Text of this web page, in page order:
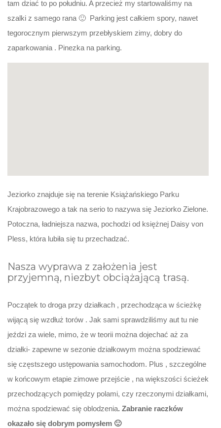
tam dziać to po południu. A przecież my startowaliśmy na
szalki z samego rana 🙂 Parking jest całkiem spory, nawet
tegorocznym pierwszym przebłyskiem zimy, dobry do
zaparkowania . Pinezka na parking.
Jeziorko znajduje się na terenie Książańskiego Parku
Krajobrazowego a tak na serio to nazywa się Jeziorko Zielone.
Potoczna, ładniejsza nazwa, pochodzi od księżnej Daisy von
Pless, która lubiła się tu przechadzać.
Nasza wyprawa z założenia jest
przyjemną, niezbyt obciążającą trasą.
Początek to droga przy działkach , przechodząca w ścieżkę
wijącą się wzdłuż torów . Jak sami sprawdziliśmy aut tu nie
jeździ za wiele, mimo, że w teorii można dojechać aż za
działki- zapewne w sezonie działkowym można spodziewać
się częstszego ustępowania samochodom. Plus , szczególne
w końcowym etapie zimowe przejście , na większości ścieżek
przechodzących pomiędzy polami, czy rzeczonymi działkami,
można spodziewać się oblodzenia. Zabranie raczków
okazało się dobrym pomysłem 🙂